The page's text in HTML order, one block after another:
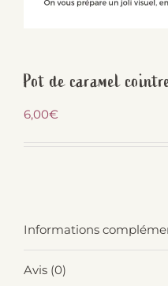
Pot de caramel
6,00€
Informations
Avis (0)